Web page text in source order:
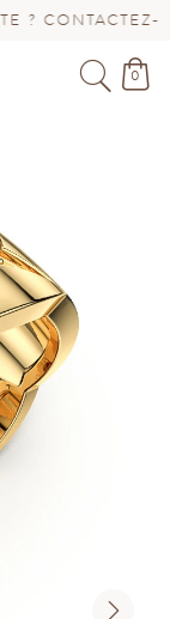
CONTACTEZ-
0